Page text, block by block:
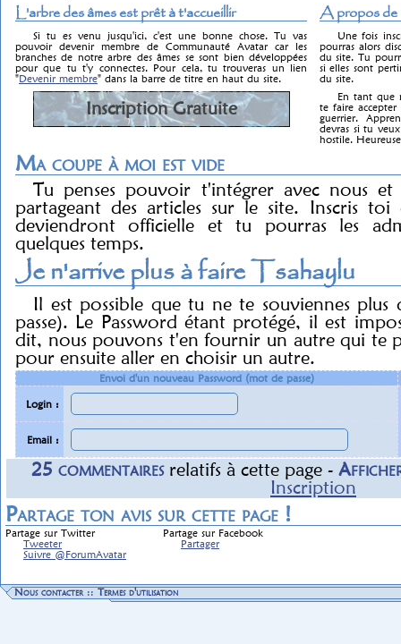
A propos de
Une fois
pourras alors
du site. Tu
si elles sont
du site.
En tant que
te faire
guerrier.
devras si tu
hostile.
L'arbre des âmes est prêt à t'accueillir
Si tu es venu jusqu'ici, c'est une bonne chose. Tu vas
pouvoir devenir membre de Communauté Avatar car les
branches de notre arbre des âmes se sont bien développées
pour que tu t'y connectes. Pour cela, tu trouveras un lien
"Devenir membre" dans la barre de titre en haut du site.
Inscription Gratuite
Ma coupe à moi est vide
Tu penses pouvoir t'intégrer avec nous
partageant des articles sur le site. Inscris
deviendront officielle et tu pourras les
quelques temps.
Je n'arrive plus à faire Tsahaylu
Il est possible que tu ne te souviennes
passe). Le Password étant protégé, il est
dit, nous pouvons t'en fournir un autre qui te
pour ensuite aller en choisir un autre.
Envoi d'un nouveau Password (mot de passe)
Login :
Email :
25 commentairesrelatifsà cette page -
Inscription
Partage ton avis sur cette page !
Partage sur Twitter
Partage sur Facebook
Tweeter
Suivre @ForumAvatar
Partager
Nous contacter::Termes d'utilisation